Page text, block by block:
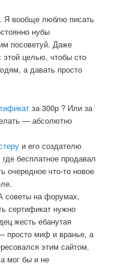
. Я вообще люблю писать
нубы
посоветуй. Даже
этой целью, чтобы сто
а давать просто
за 300р ? Или за
— абсолютно
и его создателю
бесплатное продавал
очередное что-то новое
советы на форумах,
сертификат нужно
жесть ебанутая
просто миф и вранье, а
этим сайтом,
мог бы и не